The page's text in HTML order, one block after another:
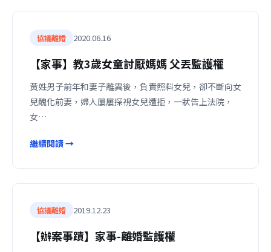
協議離婚 2020.06.16
【家事】教3歲女童討厭媽媽 父丟監護權
黃姓男子前年和妻子離異後，負責照料女兒，卻不斷向女
兒醜化前妻，婦人屢屢探視女兒遭拒，一狀告上法院，
女…
繼續閱讀 →
協議離婚 2019.12.23
【辦案事蹟】家事-離婚監護權